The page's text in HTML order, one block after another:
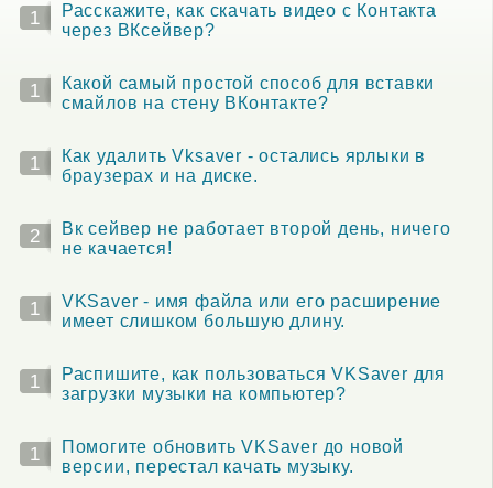
1
Расскажите, как скачать видео с Контакта
через ВКсейвер?
1
Какой самый простой способ для вставки
смайлов на стену ВКонтакте?
1
Как удалить Vksaver - остались ярлыки в
браузерах и на диске.
2
Вк сейвер не работает второй день, ничего
не качается!
1
VKSaver - имя файла или его расширение
имеет слишком большую длину.
1
Распишите, как пользоваться VKSaver для
загрузки музыки на компьютер?
1
Помогите обновить VKSaver до новой
версии, перестал качать музыку.